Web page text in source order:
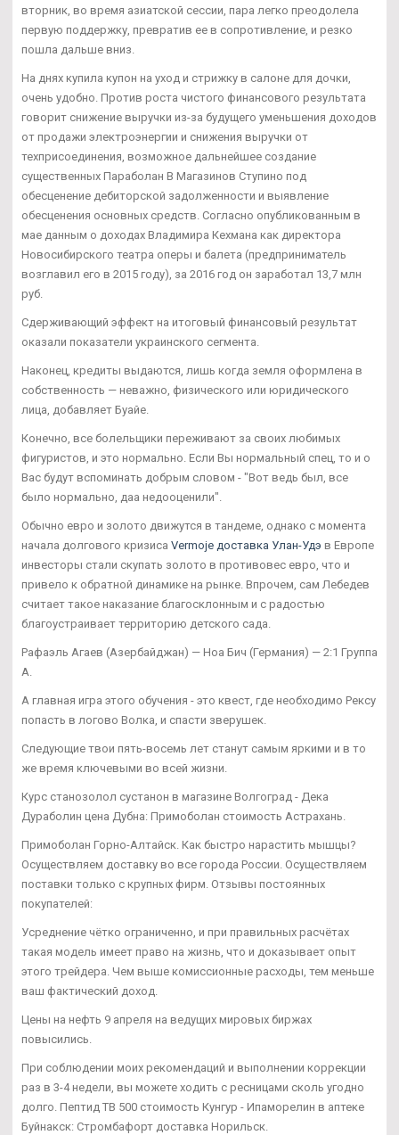
вторник, во время азиатской сессии, пара легко преодолела
первую поддержку, превратив ее в сопротивление, и резко
пошла дальше вниз.
На днях купила купон на уход и стрижку в салоне для дочки,
очень удобно. Против роста чистого финансового результата
говорит снижение выручки из-за будущего уменьшения доходов
от продажи электроэнергии и снижения выручки от
техприсоединения, возможное дальнейшее создание
существенных Параболан В Магазинов Ступино под
обесценение дебиторской задолженности и выявление
обесценения основных средств. Согласно опубликованным в
мае данным о доходах Владимира Кехмана как директора
Новосибирского театра оперы и балета (предприниматель
возглавил его в 2015 году), за 2016 год он заработал 13,7 млн
руб.
Сдерживающий эффект на итоговый финансовый результат
оказали показатели украинского сегмента.
Наконец, кредиты выдаются, лишь когда земля оформлена в
собственность — неважно, физического или юридического
лица, добавляет Буайе.
Конечно, все болельщики переживают за своих любимых
фигуристов, и это нормально. Если Вы нормальный спец, то и о
Вас будут вспоминать добрым словом - "Вот ведь был, все
было нормально, даа недооценили".
Обычно евро и золото движутся в тандеме, однако с момента
начала долгового кризиса Vermoje доставка Улан-Удэ в Европе
инвесторы стали скупать золото в противовес евро, что и
привело к обратной динамике на рынке. Впрочем, сам Лебедев
считает такое наказание благосклонным и с радостью
благоустраивает территорию детского сада.
Рафаэль Агаев (Азербайджан) — Ноа Бич (Германия) — 2:1 Группа
А.
А главная игра этого обучения - это квест, где необходимо Рексу
попасть в логово Волка, и спасти зверушек.
Следующие твои пять-восемь лет станут самым яркими и в то
же время ключевыми во всей жизни.
Курс станозолол сустанон в магазине Волгоград - Дека
Дураболин цена Дубна: Примоболан стоимость Астрахань.
Примоболан Горно-Алтайск. Как быстро нарастить мышцы?
Осуществляем доставку во все города России. Осуществляем
поставки только с крупных фирм. Отзывы постоянных
покупателей:
Усреднение чётко ограниченно, и при правильных расчётах
такая модель имеет право на жизнь, что и доказывает опыт
этого трейдера. Чем выше комиссионные расходы, тем меньше
ваш фактический доход.
Цены на нефть 9 апреля на ведущих мировых биржах
повысились.
При соблюдении моих рекомендаций и выполнении коррекции
раз в 3-4 недели, вы можете ходить с ресницами сколь угодно
долго. Пептид TB 500 стоимость Кунгур - Ипаморелин в аптеке
Буйнакск: Стромбафорт доставка Норильск.